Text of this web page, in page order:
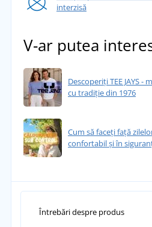
interzisă
V-ar putea
Descoperiți TEE JAYS -
cu tradiție din 1976
Cum să faceți față
confortabil și în
Întrebări despre produs